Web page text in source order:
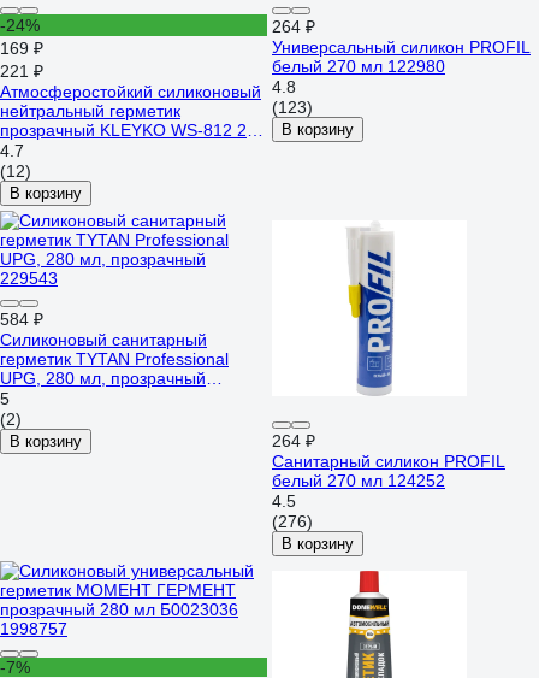
-24%
169 ₽
221 ₽
Атмосферостойкий силиконовый
нейтральный герметик
прозрачный KLEYKO WS-812 280
мл WS-812-C
4.7
(12)
В корзину
264 ₽
Универсальный силикон PROFIL
белый 270 мл 122980
4.8
(123)
В корзину
584 ₽
Силиконовый санитарный
герметик TYTAN Professional
UPG, 280 мл, прозрачный
229543
5
(2)
В корзину
264 ₽
Санитарный силикон PROFIL
белый 270 мл 124252
4.5
(276)
В корзину
-7%